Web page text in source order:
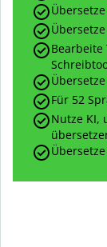
Für 52
Nutze KI,